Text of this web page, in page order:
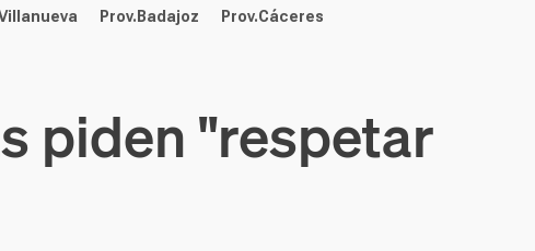
Prov.Badajoz Prov.Cáceres
piden "respetar